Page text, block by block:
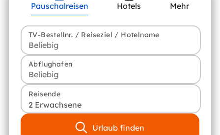
Pauschalreisen Hotels Mehr
TV-Bestellnr. / Reiseziel / Hotelname
Abflughafen
Reisende
2 Erwachsene
Urlaub finden